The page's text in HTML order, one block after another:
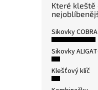
Které kleště
Sikovky COBRA
Sikovky
Klešťový klíč